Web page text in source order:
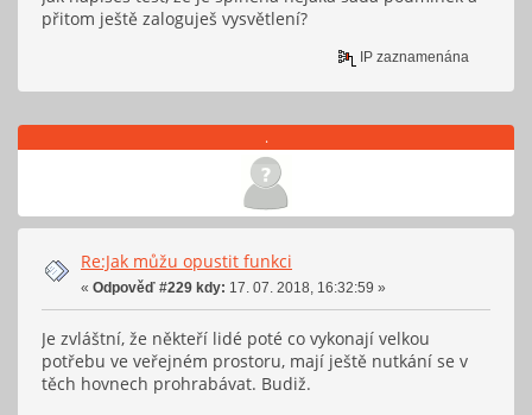
přitom ještě zaloguješ vysvětlení?
IP zaznamenána
.
Re:Jak můžu opustit funkci
« Odpověď #229 kdy: 17. 07. 2018, 16:32:59 »
Je zvláštní, že někteří lidé poté co vykonají velkou
potřebu ve veřejném prostoru, mají ještě nutkání se v
těch hovnech prohrabávat. Budiž.